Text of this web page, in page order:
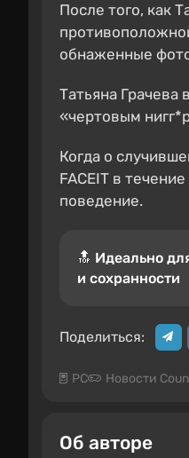
После того, как
обнаженные
Татьяна Грачева
«чертовым
Когда о
FACEIT в
поведение.
🔝 Идеально
и сохранности
Поделиться:
PC Новости
Об авторе